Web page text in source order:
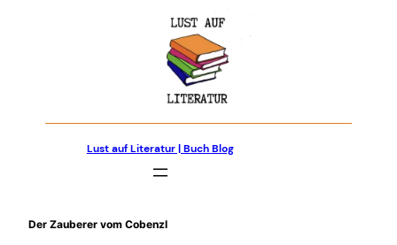
Lust auf Literatur | Buch Blog
Der Zauberer vom Cobenzl